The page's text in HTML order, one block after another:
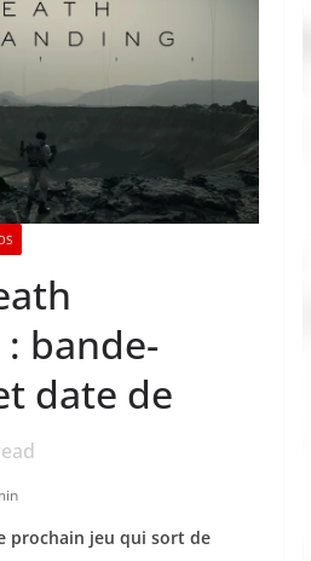
bande-
date de
prochain jeu qui sort de